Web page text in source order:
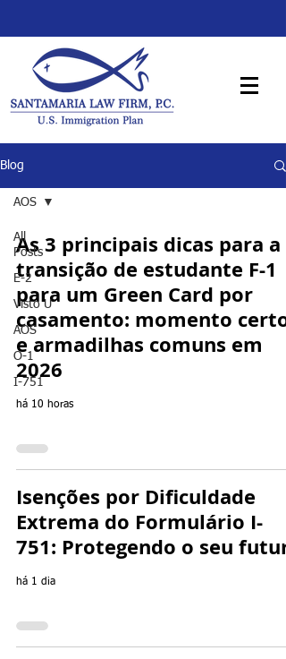
Blog
All
Posts
E-2
Visto U
AOS
O-1
I-751
AOS
As 3 principais dicas para a
transição de estudante F-1
para um Green Card por
casamento: momento certo
e armadilhas comuns em
2026
há 10 horas
Isenções por Dificuldade
Extrema do Formulário I-
751: Protegendo o seu
há 1 dia